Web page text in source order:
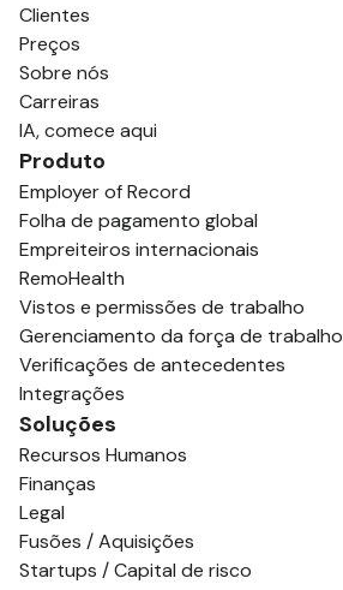
Clientes
Preços
Sobre nós
Carreiras
IA, comece aqui
Produto
Employer of Record
Folha de pagamento global
Empreiteiros internacionais
RemoHealth
Vistos e permissões de trabalho
Gerenciamento da força de trabalho
Verificações de antecedentes
Integrações
Soluções
Recursos Humanos
Finanças
Legal
Fusões / Aquisições
Startups / Capital de risco